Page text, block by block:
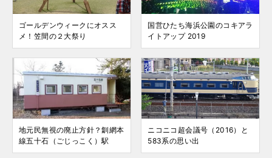
ゴールデンウィークにオスス
メ！笠間の２大祭り
国営ひたち海浜公園のコキアラ
イトアップ 2019
地元民無視の廃止方針？釧網本
線五十石（ごじっこく）駅
ニコニコ超会議号（2016）と
583系の思い出